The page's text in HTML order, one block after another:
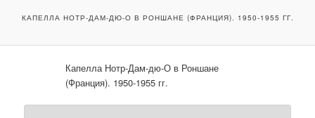
КАПЕЛЛА НОТР-ДАМ-ДЮ-О В РОНШАНЕ (ФРАНЦИЯ). 1950-1955 ГГ.
Капелла Нотр-Дам-дю-О в Роншане
(Франция). 1950-1955 гг.